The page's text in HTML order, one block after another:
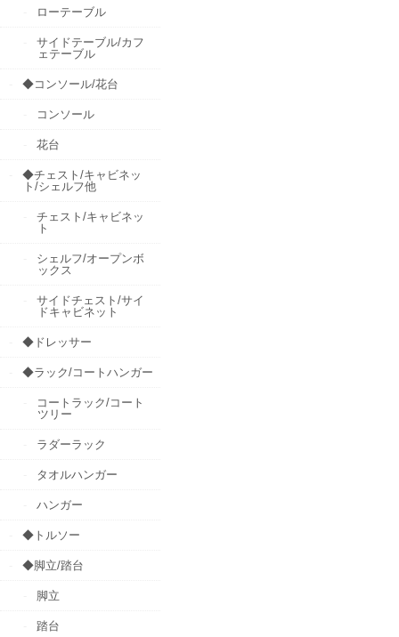
ローテーブル
サイドテーブル/カフ
ェテーブル
◆コンソール/花台
コンソール
花台
◆チェスト/キャビネッ
ト/シェルフ他
チェスト/キャビネッ
ト
シェルフ/オープンボ
ックス
サイドチェスト/サイ
ドキャビネット
◆ドレッサー
◆ラック/コートハンガー
コートラック/コート
ツリー
ラダーラック
タオルハンガー
ハンガー
◆トルソー
◆脚立/踏台
脚立
踏台